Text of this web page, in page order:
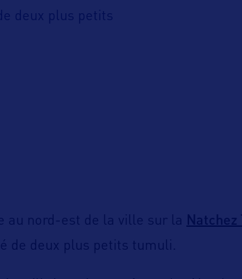
deux plus petits
au nord-est de la ville sur la Natchez
de deux plus petits tumuli.